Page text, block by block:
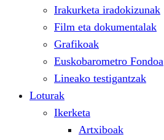
Irakurketa iradokizunak
Film eta dokumentalak
Grafikoak
Euskobarometro Fondoa
Lineako testigantzak
Loturak
Ikerketa
Artxiboak